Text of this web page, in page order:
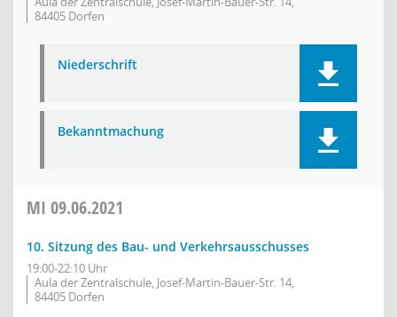
84405 Dorfen
Niederschrift
Bekanntmachung
MI 09.06.2021
10. Sitzung des Bau- und Verkehrsausschusses
19:00-22:10 Uhr
Aula der Zentralschule, Josef-Martin-Bauer-Str. 14,
84405 Dorfen